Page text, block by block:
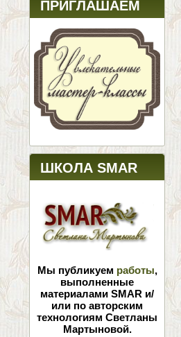
ПРИГЛАШАЕМ
ШКОЛА SMAR
Мы публикуем работы,
выполненные
материалами SMAR и/
или по авторским
технологиям Светланы
Мартыновой.